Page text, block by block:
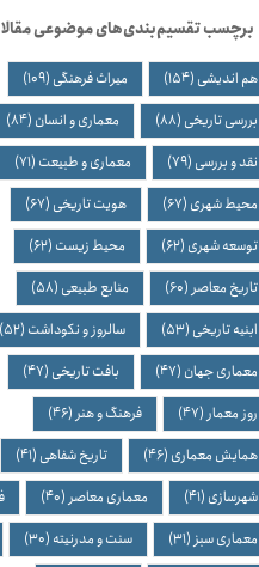
برچسب تقسیم‌بندی‌های موضوعی
هم اندیشی (154) میراث فرهنگی (109)
بررسی تاریخی (88) معماری و انسان (84)
نقد و بررسی (79) معماری و طبیعت (71)
محیط شهری (67) هویت تاریخی (67)
توسعه شهری (62) محیط زیست (62)
تاریخ معاصر (60) منابع طبیعی (58)
ابنیه تاریخی (53) سالروز و نکوداشت (52)
معماری جهان (47) بافت تاریخی (47)
روز معمار (47) فرهنگ و هنر (46)
همایش معماری (46) تاریخ شفاهی (41)
شهرسازی (41) معماری معاصر (40)
معماری سبز (31) سنت و مدرنیته (30)